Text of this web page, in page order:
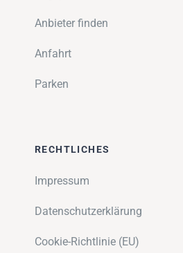
Anbieter finden
Anfahrt
Parken
RECHTLICHES
Impressum
Datenschutzerklärung
Cookie-Richtlinie (EU)